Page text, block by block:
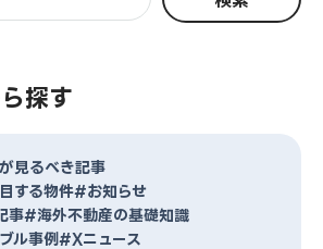
探す
見るべき記事
する物件#お知らせ
事#海外不動産の基礎知識
ル事例 #Xニュース